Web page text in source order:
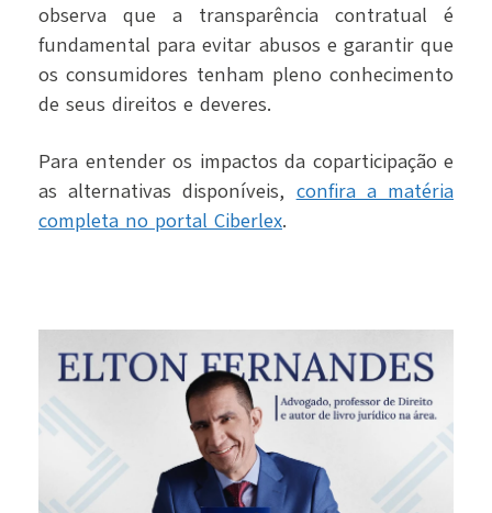
observa que a transparência contratual é
fundamental para evitar abusos e garantir que
os consumidores tenham pleno conhecimento
de seus direitos e deveres.
Para entender os impactos da coparticipação e
as alternativas disponíveis, confira a matéria
completa no portal Ciberlex.